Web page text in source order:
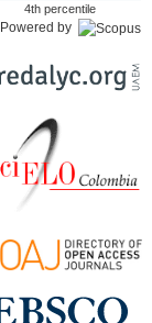
4th percentile
Powered by